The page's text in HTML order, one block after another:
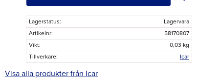
Lagerstatus
Lagervara
Artikelnr
58170807
Vikt
0,03 kg
Tillverkare
Icar
Visa alla produkter från Icar